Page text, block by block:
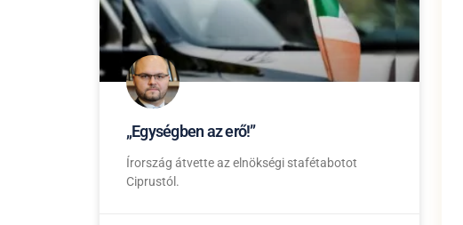
„Egységben az erő!”
Írország átvette az elnökségi stafétabotot
Ciprustól.